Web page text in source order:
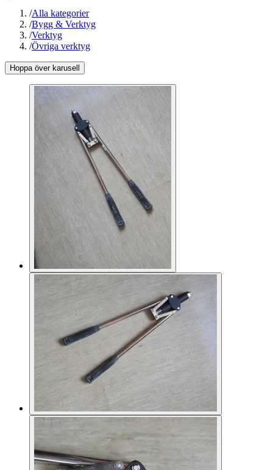
/Alla kategorier
/Bygg & Verktyg
/Verktyg
/Övriga verktyg
Hoppa över karusell